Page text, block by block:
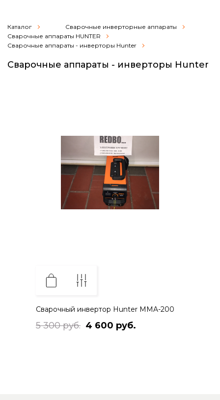
Каталог
Сварочные инверторные аппараты
Сварочные аппараты HUNTER
Сварочные аппараты - инверторы Hunter
Сварочные аппараты - инверторы Hunter
Сварочный инвертор Hunter MMA-200
5 300 руб. 4 600 руб.